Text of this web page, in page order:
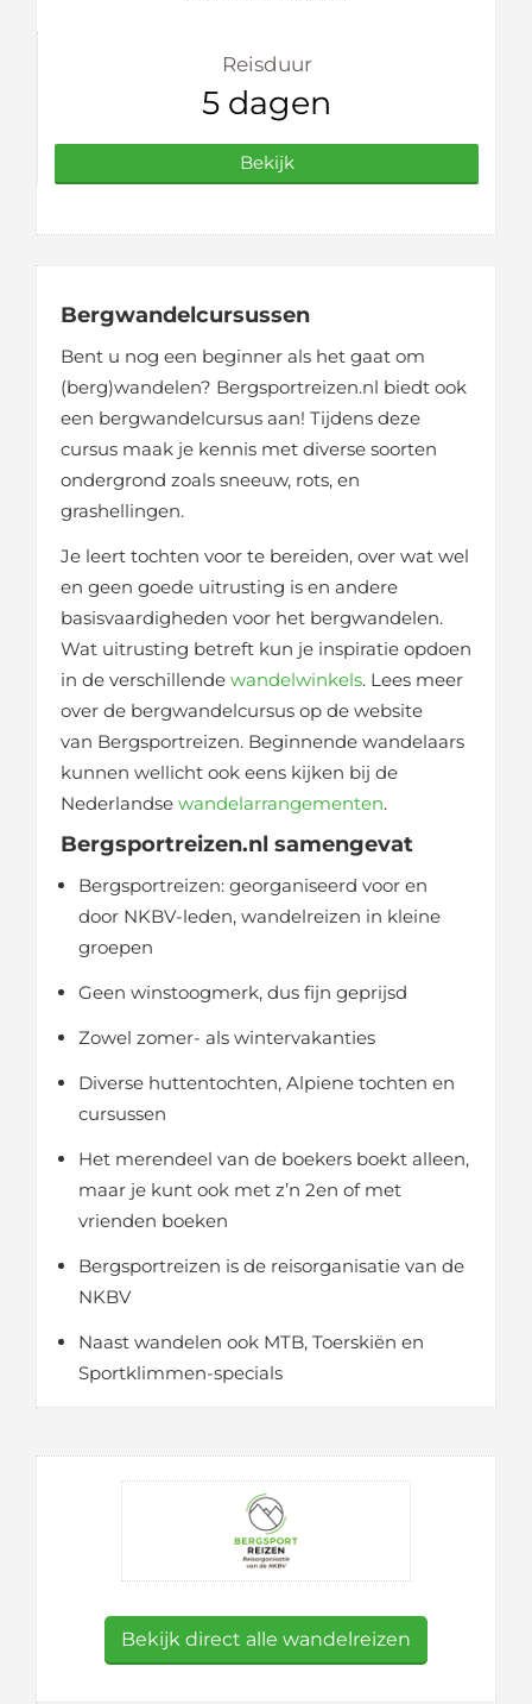
Reisduur
5 dagen
Bekijk
Bergwandelcursussen
Bent u nog een beginner als het gaat om
(berg)wandelen? Bergsportreizen.nl biedt ook
een bergwandelcursus aan! Tijdens deze
cursus maak je kennis met diverse soorten
ondergrond zoals sneeuw, rots, en
grashellingen.
Je leert tochten voor te bereiden, over wat wel
en geen goede uitrusting is en andere
basisvaardigheden voor het bergwandelen.
Wat uitrusting betreft kun je inspiratie opdoen
in de verschillende wandelwinkels. Lees meer
over de bergwandelcursus op de website
van Bergsportreizen. Beginnende wandelaars
kunnen wellicht ook eens kijken bij de
Nederlandse wandelarrangementen.
Bergsportreizen.nl samengevat
Bergsportreizen: georganiseerd voor en
door NKBV-leden, wandelreizen in kleine
groepen
Geen winstoogmerk, dus fijn geprijsd
Zowel zomer- als wintervakanties
Diverse huttentochten, Alpiene tochten en
cursussen
Het merendeel van de boekers boekt alleen,
maar je kunt ook met z’n 2en of met
vrienden boeken
Bergsportreizen is de reisorganisatie van de
NKBV
Naast wandelen ook MTB, Toerskiën en
Sportklimmen-specials
Bekijk direct alle wandelreizen